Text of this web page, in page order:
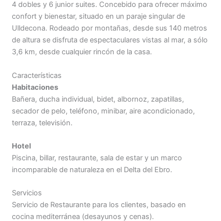
4 dobles y 6 junior suites. Concebido para ofrecer máximo
confort y bienestar, situado en un paraje singular de
Ulldecona. Rodeado por montañas, desde sus 140 metros
de altura se disfruta de espectaculares vistas al mar, a sólo
3,6 km, desde cualquier rincón de la casa.
Características
Habitaciones
Bañera, ducha individual, bidet, albornoz, zapatillas,
secador de pelo, teléfono, minibar, aire acondicionado,
terraza, televisión.
Hotel
Piscina, billar, restaurante, sala de estar y un marco
incomparable de naturaleza en el Delta del Ebro.
Servicios
Servicio de Restaurante para los clientes, basado en
cocina mediterránea (desayunos y cenas).